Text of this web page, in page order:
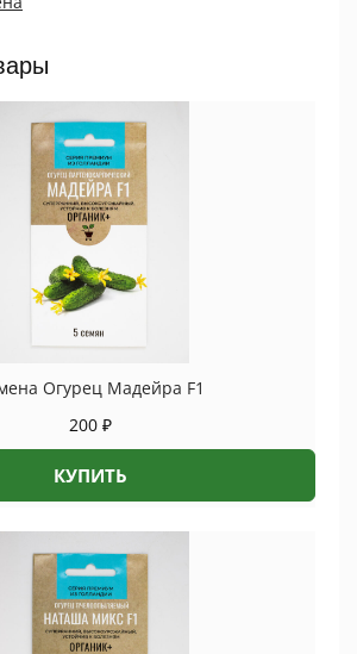
Огурец Мадейра F1
200 ₽
КУПИТЬ